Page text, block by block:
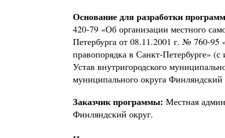
Основание для разработки
420-79 «Об организации местного
Петербурга от 08.11.2001 г. № 760-95
правопорядка в Санкт-Петербурге»
Устав внутригородского
муниципального округа Финляндский
Заказчик программы: Местная
Финляндский округ.